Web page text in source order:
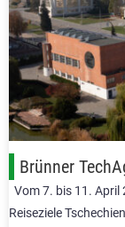
Brünner
Vom 7. bis 11. April
Reiseziele